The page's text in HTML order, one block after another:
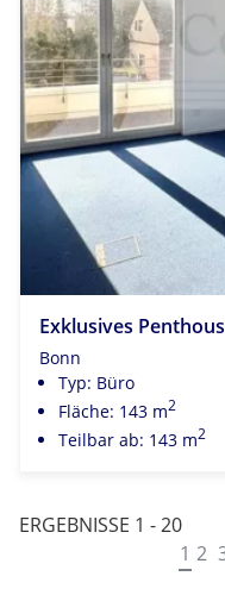
Exklusives
Bonn
Typ: Büro
Fläche: 143 m2
Teilbar ab: 143 m2
ERGEBNISSE 1 - 20
NAVIGATION
1 2